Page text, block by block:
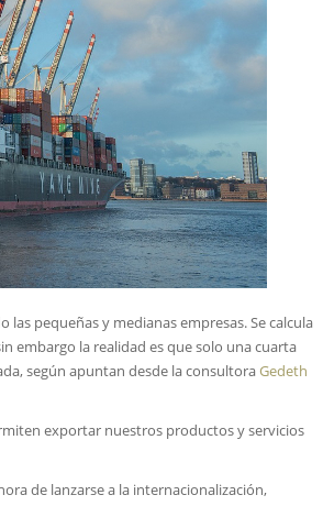
pequeñas y medianas empresas. Se calcula
embargo la realidad es que solo una cuarta
según apuntan desde la consultoraGedeth
exportar nuestros productos y servicios
de lanzarse a la internacionalización,